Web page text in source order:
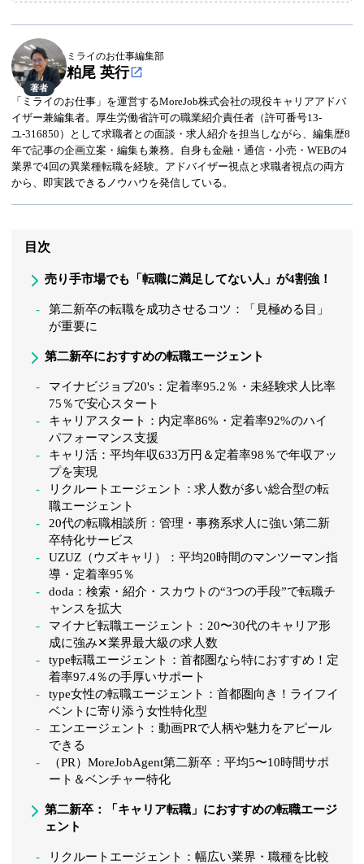
著者
ミライのお仕事編集部
粕尾 英行
「ミライのお仕事」を運営するMoreJob株式会社の現役キャリアアドバ
イザー兼編集者。厚生労働省許可の職業紹介責任者（許可番号13-
ユ-316850）として求職者との面談・求人紹介を担当しながら、編集歴8
年で記事の企画立案・編集も兼務。自身も金融・通信・小売・WEBの4
業界で4回の異業種転職を経験。アドバイザー視点と求職者視点の両方
から、即実践できるノウハウを発信している。
目次
売り手市場でも「転職に満足してない人」が4割強！
第二新卒の転職を成功させるコツ：「見極める目」
が重要に
第二新卒におすすめの転職エージェント
マイナビジョブ20's：定着率95.2％・未経験求人比率
75％で安心スタート
キャリアスタート：内定率86%・定着率92%のハイ
パフォーマンス支援
キャリ活：平均年収633万円＆定着率98％で年収アッ
プを実現
リクルートエージェント：求人数が多い総合型の転
職エージェント
20代の転職相談所：管理・事務系求人に強い第二新
卒特化サービス
UZUZ（ウズキャリ）：平均20時間のマンツーマン指
導・定着率95％
doda：検索・紹介・スカウトの“3つの手段”で転職チ
ャンスを拡大
マイナビ転職エージェント：20〜30代のキャリア形
成に強み✕業界最大級の求人数
type転職エージェント：首都圏なら特におすすめ！定
着率97.4％の手厚いサポート
type女性の転職エージェント：首都圏向き！ライフイ
ベントに寄り添う女性特化型
エンエージェント：動画PRで人柄や魅力をアピール
できる
（PR）MoreJobAgent第二新卒：平均5〜10時間サポ
ート＆ベンチャー特化
第二新卒：「キャリア転職」におすすめの転職エージ
ェント
リクルートエージェント：幅広い業界・職種を比較